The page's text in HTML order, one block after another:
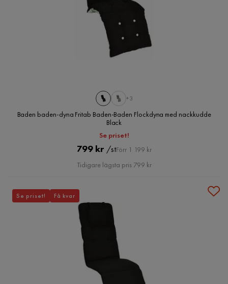
+3
Baden baden-dyna Fritab Baden-Baden Flockdyna med nackkudde
Black
Se priset!
Pris
799 kr /stOriginal
Pris
Förr 1 199 kr
Tidigare lägsta pris 799 kr
Se priset! Få kvar